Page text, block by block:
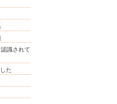
識されて
た